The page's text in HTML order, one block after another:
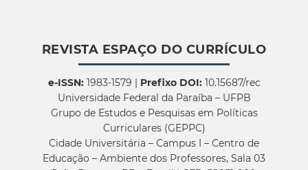
REVISTA ESPAÇO DO CURRÍCULO
e-ISSN:1983-1579 | Prefixo DOI:10.15687/rec
Universidade Federal da Paraíba – UFPB
Grupo de Estudos e Pesquisas em Políticas
Curriculares (GEPPC)
Cidade Universitária – Campus I – Centro de
Educação – Ambiente dos Professores, Sala 03